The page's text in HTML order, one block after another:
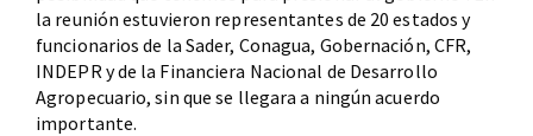
la reunión estuvieron representantes de 20 estados y
funcionarios de la Sader, Conagua, Gobernación, CFR,
INDEPR y de la Financiera Nacional de Desarrollo
Agropecuario, sin que se llegara a ningún acuerdo
importante.